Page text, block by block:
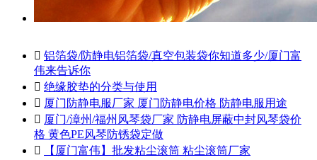
 铝箔袋/防静电铝箔袋/真空包装袋你知道多少/厦门富
伟来告诉你
 绝缘胶垫的分类与使用
 厦门防静电服厂家 厦门防静电价格 防静电服用途
 厦门/漳州/福州风琴袋厂家 防静电屏蔽中封风琴袋价
格 黄色PE风琴防锈袋定做

【厦门富伟】批发粘尘滚筒 粘尘滚筒厂家